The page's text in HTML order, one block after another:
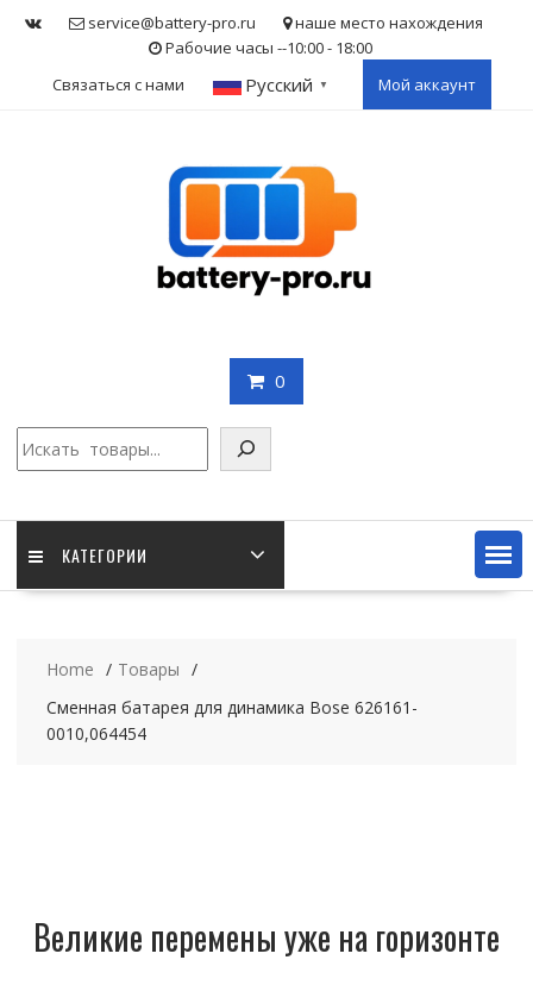
service@battery-pro.ru
наше место нахождения
Рабочие часы --10:00 - 18:00
Связаться с нами
Русский ▼ Мой аккаунт
0
КАТЕГОРИИ
Home
Товары
Сменная батарея для динамика Bose 626161-
0010,064454
Великие перемены уже на горизонте